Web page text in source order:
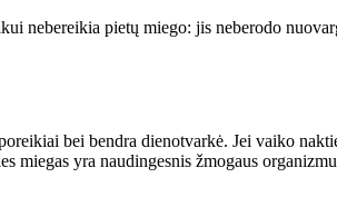
nebereikia pietų miego: jis neberodo
bei bendra dienotvarkė. Jei vaiko
miegas yra naudingesnis žmogaus